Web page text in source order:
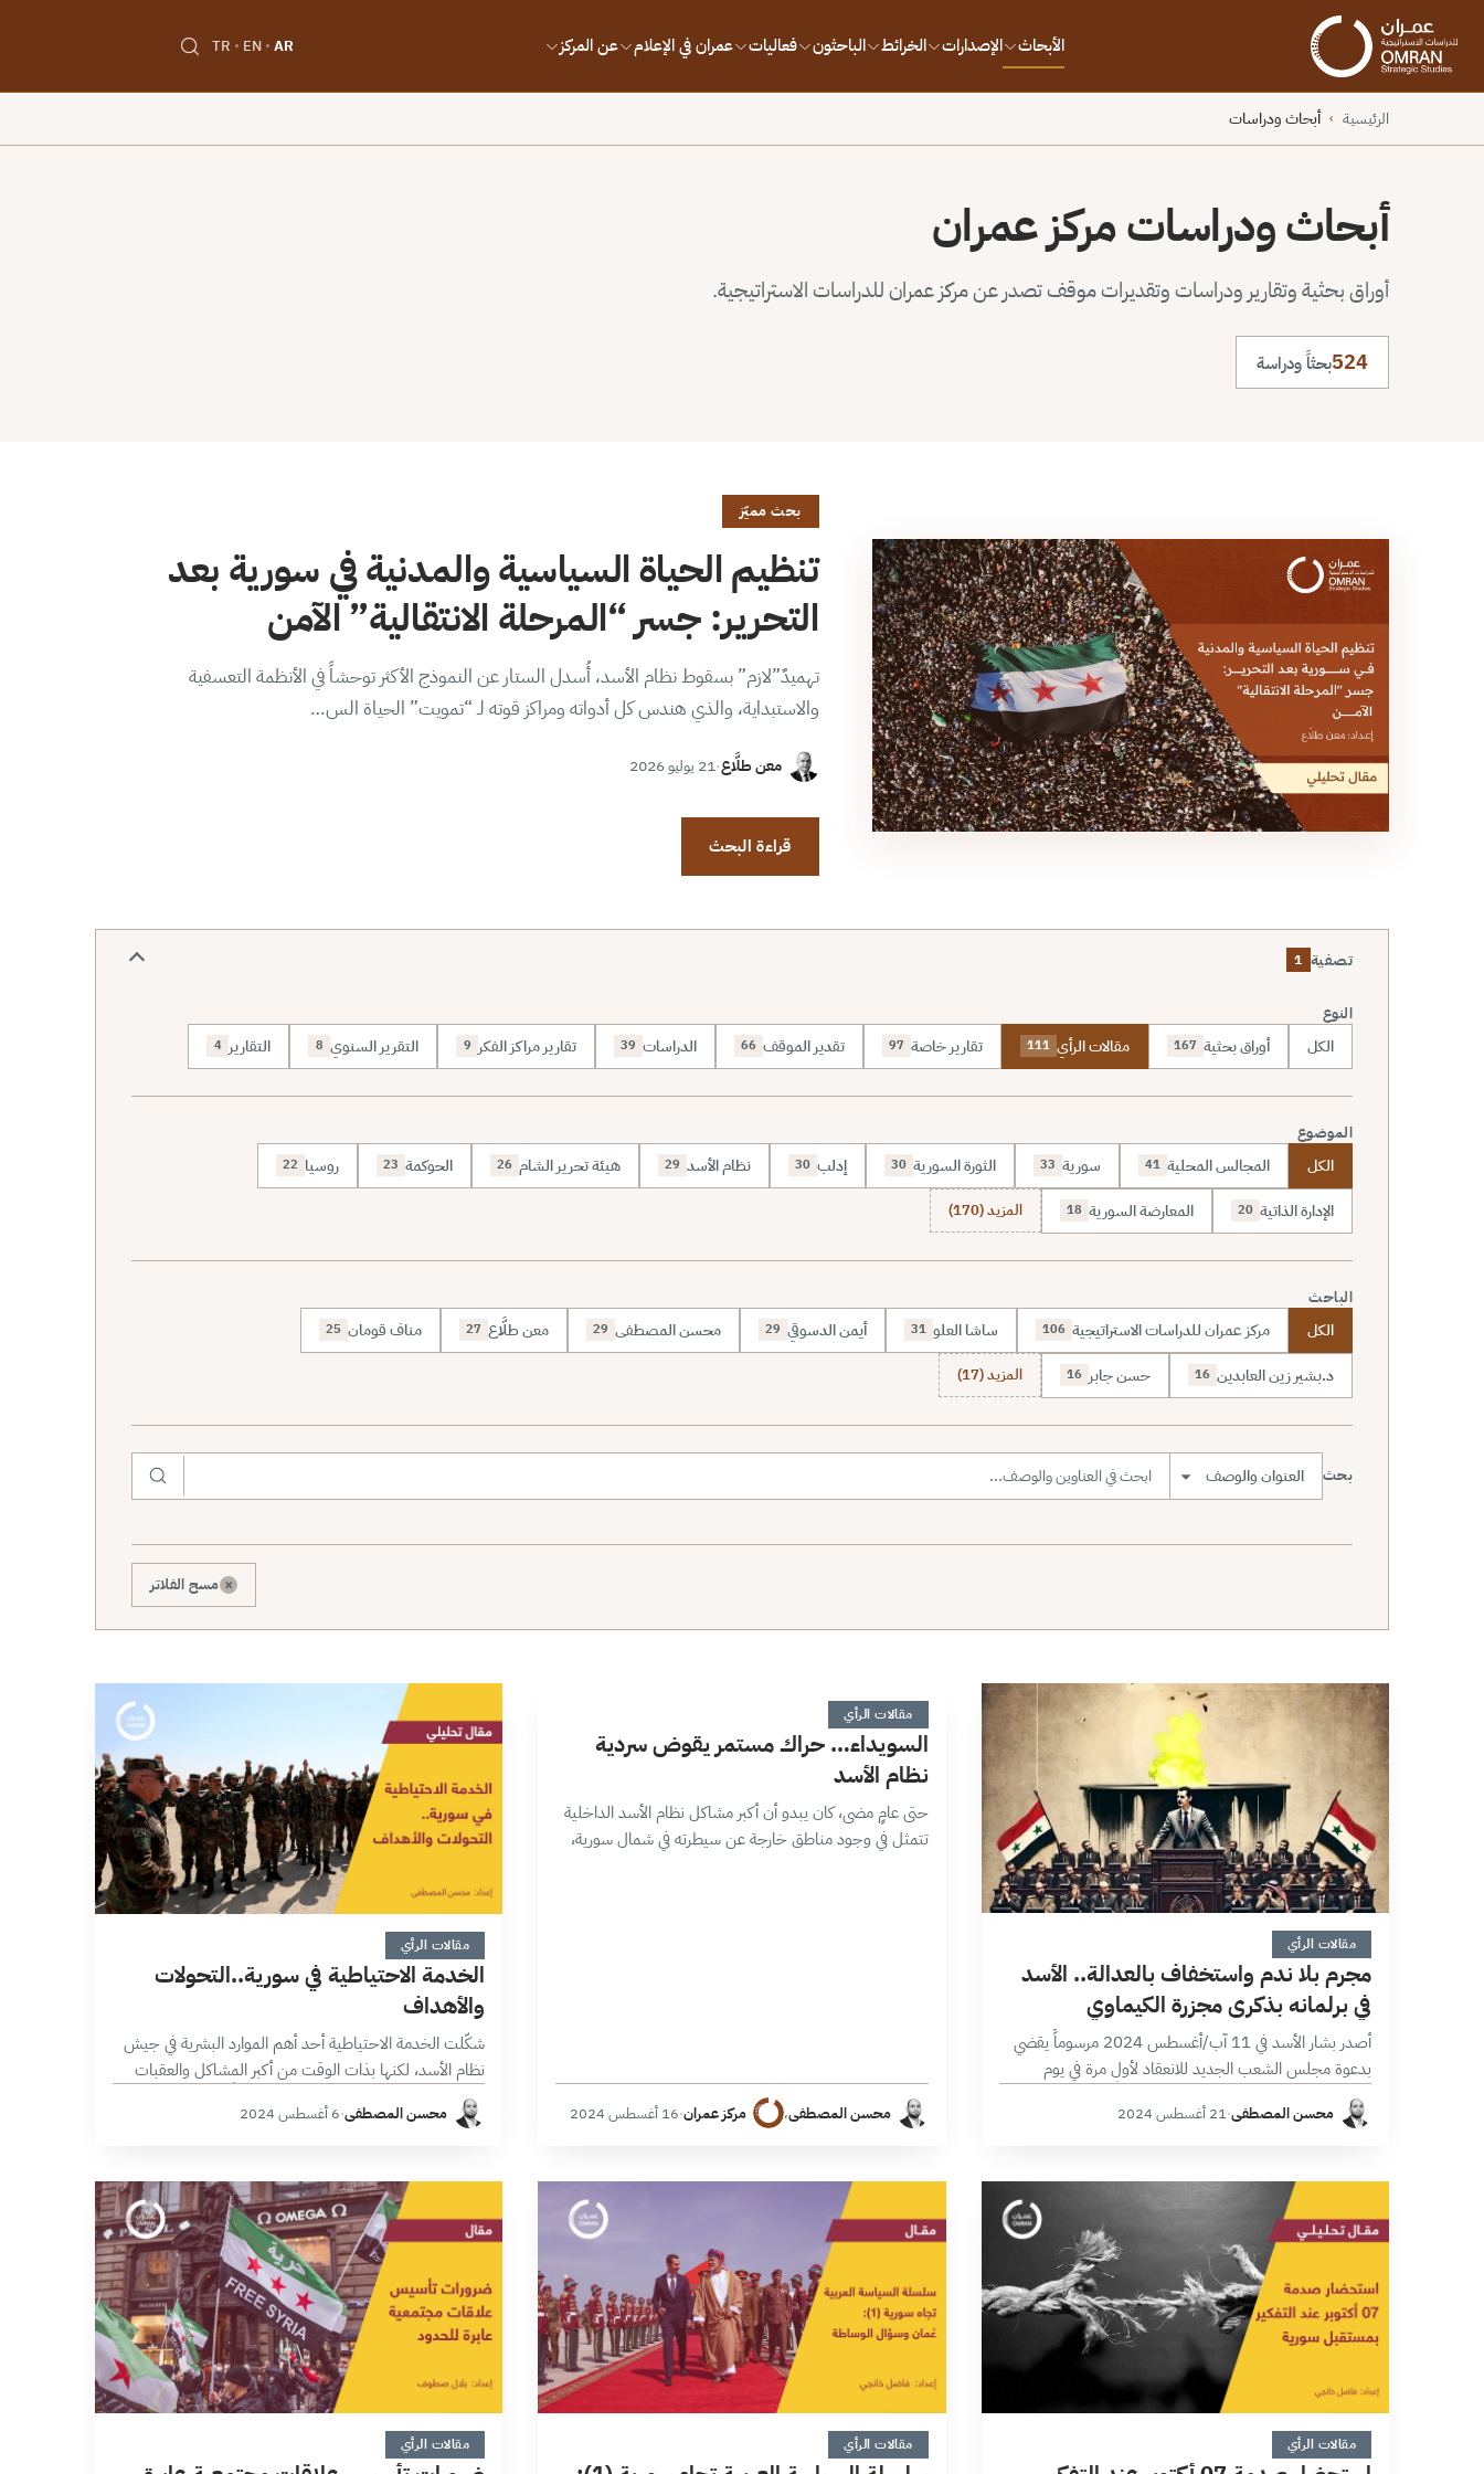
الأبحاث الإصدارات الخرائط الباحثون فعاليات عمران في الإعلام عن المركز AR
EN
TR
الرئيسية › أبحاث ودراسات
أبحاث ودراسات مركز عمران
أوراق بحثية وتقارير ودراسات وتقديرات موقف تصدر عن مركز عمران للدراسات الاستراتيجية.
524بحثاً ودراسة
بحث مميّز
تنظيم الحياة السياسية والمدنية في سورية بعد
التحرير: جسر “المرحلة الانتقالية” الآمن
تهميدٌ”لازم” بسقوط نظام الأسد، أُسدل الستار عن النموذج الأكثر توحشاً في الأنظمة التعسفية
والاستبداية، والذي هندس كل أدواته ومراكز قوته لـ “تمويت” الحياة الس…
معن طلَّاع·21 يوليو 2026
قراءة البحث
تصفية 1
النوع
الكل أوراق بحثية 167 مقالات الرأي 111 تقارير خاصة 97 تقدير الموقف 66 الدراسات 39 تقارير مراكز الفكر 9 التقرير السنوي 8 التقارير 4
الموضوع
الكل المجالس المحلية 41 سورية 33 الثورة السورية 30 إدلب 30 نظام الأسد 29 هيئة تحرير الشام 26 الحوكمة 23 روسيا 22
الإدارة الذاتية 20 المعارضة السورية 18 المزيد (170)
الباحث
الكل مركز عمران للدراسات الاستراتيجية 106 ساشا العلو 31 أيمن الدسوقي 29 محسن المصطفى 29 معن طلَّاع 27 مناف قومان 25
د.بشير زين العابدين 16 حسن جابر 16 المزيد (17)
بحث نطاق البحث
× مسح الفلاتر
6 دقائق
مقالات الرأي
مجرم بلا ندم واستخفاف بالعدالة.. الأسد
في برلمانه بذكرى مجزرة الكيماوي
أصدر بشار الأسد في 11 آب/أغسطس 2024 مرسوماً يقضي
بدعوة مجلس الشعب الجديد للانعقاد لأول مرة في يوم
دعوته لمجلس الشعب في…
محسن المصطفى·21 أغسطس 2024
ا9 دقائق
مقالات الرأي
السويداء… حراك مستمر يقوض سردية
نظام الأسد
حتى عامٍ مضى، كان يبدو أن أكبر مشاكل نظام الأسد الداخلية
تتمثل في وجود مناطق خارجة عن سيطرته في شمال سورية،
محسن المصطفى، مركز عمران·16 أغسطس 2024
12 دقائق
مقالات الرأي
الخدمة الاحتياطية في سورية..التحولات
والأهداف
شكّلت الخدمة الاحتياطية أحد أهم الموارد البشرية في جيش
نظام الأسد، لكنها بذات الوقت من أكبر المشاكل والعقبات
طويلة دون أن…
محسن المصطفى·6 أغسطس 2024
6 دقائق
مقالات الرأي
6 دقائق
مقالات الرأي
6 دقائق
مقالات الرأي